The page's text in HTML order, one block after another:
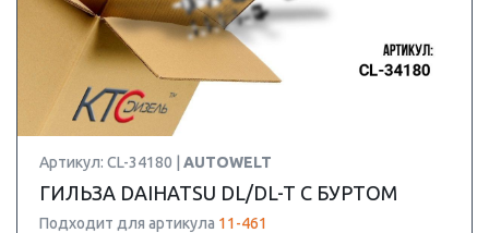
Артикул: CL-34180 | AUTOWELT
ГИЛЬЗА DAIHATSU DL/DL-T С БУРТОМ
Подходит для артикула 11-461